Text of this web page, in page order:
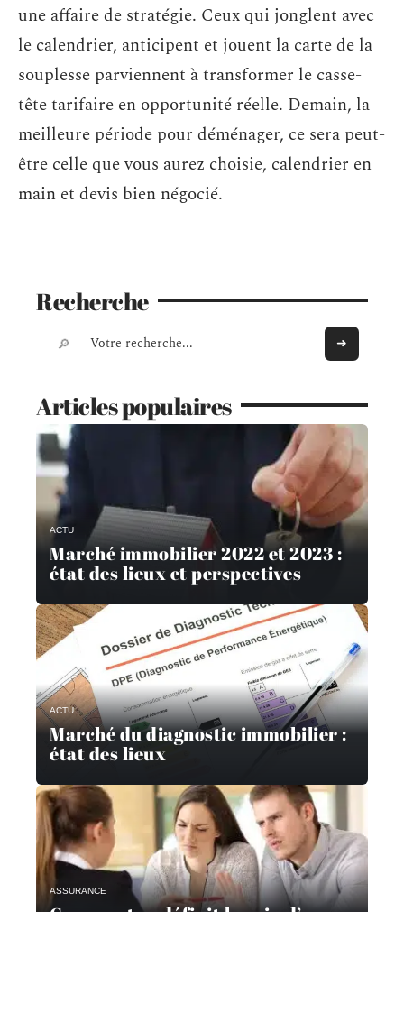
une affaire de stratégie. Ceux qui jonglent avec
le calendrier, anticipent et jouent la carte de la
souplesse parviennent à transformer le casse-
tête tarifaire en opportunité réelle. Demain, la
meilleure période pour déménager, ce sera peut-
être celle que vous aurez choisie, calendrier en
main et devis bien négocié.
Recherche
Articles populaires
ACTU
Marché immobilier 2022 et 2023 :
état des lieux et perspectives
ACTU
Marché du diagnostic immobilier :
état des lieux
ASSURANCE
Comment se définit le prix d’une